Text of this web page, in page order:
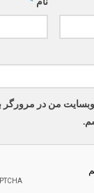
وبسایت من در مرورگر